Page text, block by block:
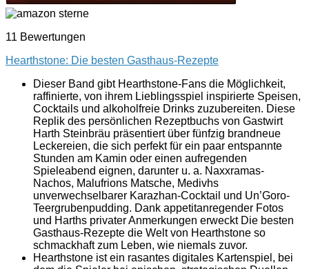
11 Bewertungen
Hearthstone: Die besten Gasthaus-Rezepte
Dieser Band gibt Hearthstone-Fans die Möglichkeit,
raffinierte, von ihrem Lieblingsspiel inspirierte Speisen,
Cocktails und alkoholfreie Drinks zuzubereiten. Diese
Replik des persönlichen Rezeptbuchs von Gastwirt
Harth Steinbräu präsentiert über fünfzig brandneue
Leckereien, die sich perfekt für ein paar entspannte
Stunden am Kamin oder einen aufregenden
Spieleabend eignen, darunter u. a. Naxxramas-
Nachos, Malufrions Matsche, Medivhs
unverwechselbarer Karazhan-Cocktail und Un’Goro-
Teergrubenpudding. Dank appetitanregender Fotos
und Harths privater Anmerkungen erweckt Die besten
Gasthaus-Rezepte die Welt von Hearthstone so
schmackhaft zum Leben, wie niemals zuvor.
Hearthstone ist ein rasantes digitales Kartenspiel, bei